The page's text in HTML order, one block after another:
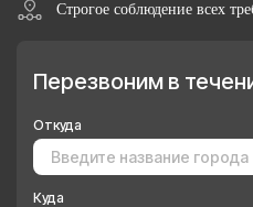
Строгое соблюдение всех
Перезвоним в
Откуда
Куда